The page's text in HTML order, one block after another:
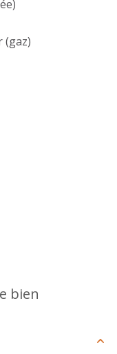
(gaz)
bien